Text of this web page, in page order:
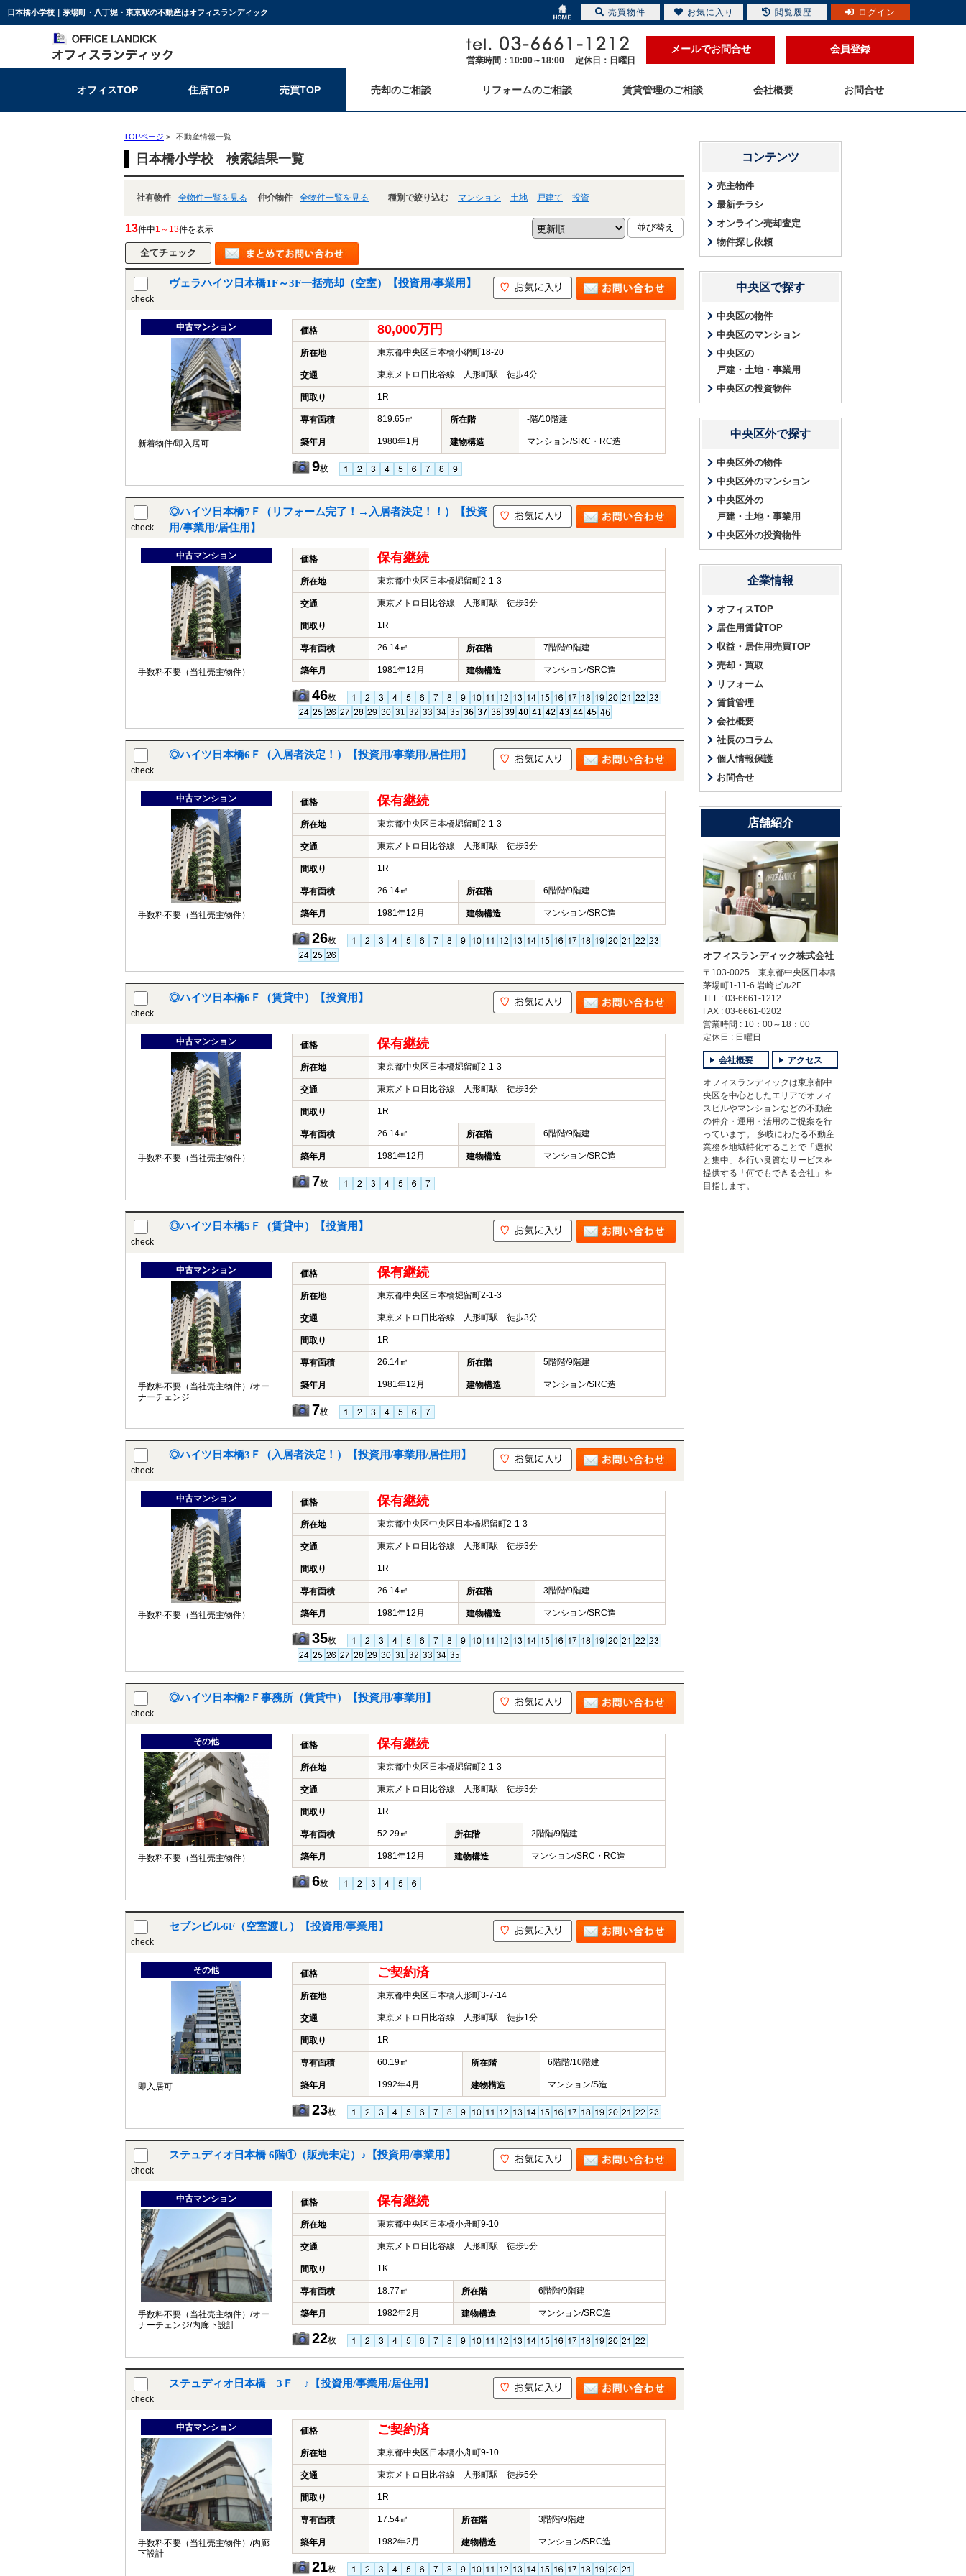
日本橋小学校｜茅場町・八丁堀・東京駅の不動産はオフィスランディック
営業時間：10:00～18:00 定休日：日曜日
メールでお問合せ 会員登録
オフィスTOP 住居TOP 売買TOP 売却のご相談 リフォームのご相談 賃貸管理のご相談 会社概要 お問合せ
TOPページ > 不動産情報一覧
日本橋小学校 検索結果一覧
社有物件 全物件一覧を見る 仲介物件 全物件一覧を見る 種別で絞り込む マンション 土地 戸建て 投資
13件中1～13件を表示
check
ヴェラハイツ日本橋1F～3F一括売却（空室）【投資用/事業用】
中古マンション
新着物件/即入居可
価格 80,000万円
所在地 東京都中央区日本橋小網町18-20
交通 東京メトロ日比谷線 人形町駅 徒歩4分
間取り 1R
専有面積 819.65㎡ 所在階 -階/10階建
築年月 1980年1月 建物構造 マンション/SRC・RC造
9枚
check
◎ハイツ日本橋7Ｆ（リフォーム完了！→入居者決定！！）【投資
用/事業用/居住用】
中古マンション
手数料不要（当社売主物件）
価格 保有継続
所在地 東京都中央区日本橋堀留町2-1-3
交通 東京メトロ日比谷線 人形町駅 徒歩3分
間取り 1R
専有面積 26.14㎡ 所在階 7階階/9階建
築年月 1981年12月 建物構造 マンション/SRC造
46枚
check
◎ハイツ日本橋6Ｆ（入居者決定！）【投資用/事業用/居住用】
中古マンション
手数料不要（当社売主物件）
価格 保有継続
所在地 東京都中央区日本橋堀留町2-1-3
交通 東京メトロ日比谷線 人形町駅 徒歩3分
間取り 1R
専有面積 26.14㎡ 所在階 6階階/9階建
築年月 1981年12月 建物構造 マンション/SRC造
26枚
check
◎ハイツ日本橋6Ｆ（賃貸中）【投資用】
中古マンション
手数料不要（当社売主物件）
価格 保有継続
所在地 東京都中央区日本橋堀留町2-1-3
交通 東京メトロ日比谷線 人形町駅 徒歩3分
間取り 1R
専有面積 26.14㎡ 所在階 6階階/9階建
築年月 1981年12月 建物構造 マンション/SRC造
7枚
check
◎ハイツ日本橋5Ｆ（賃貸中）【投資用】
中古マンション
手数料不要（当社売主物件）/オー
ナーチェンジ
価格 保有継続
所在地 東京都中央区日本橋堀留町2-1-3
交通 東京メトロ日比谷線 人形町駅 徒歩3分
間取り 1R
専有面積 26.14㎡ 所在階 5階階/9階建
築年月 1981年12月 建物構造 マンション/SRC造
7枚
check
◎ハイツ日本橋3Ｆ（入居者決定！）【投資用/事業用/居住用】
中古マンション
手数料不要（当社売主物件）
価格 保有継続
所在地 東京都中央区中央区日本橋堀留町2-1-3
交通 東京メトロ日比谷線 人形町駅 徒歩3分
間取り 1R
専有面積 26.14㎡ 所在階 3階階/9階建
築年月 1981年12月 建物構造 マンション/SRC造
35枚
check
◎ハイツ日本橋2Ｆ事務所（賃貸中）【投資用/事業用】
その他
手数料不要（当社売主物件）
価格 保有継続
所在地 東京都中央区日本橋堀留町2-1-3
交通 東京メトロ日比谷線 人形町駅 徒歩3分
間取り 1R
専有面積 52.29㎡ 所在階 2階階/9階建
築年月 1981年12月 建物構造 マンション/SRC・RC造
6枚
check
セブンビル6F（空室渡し）【投資用/事業用】
その他
即入居可
価格 ご契約済
所在地 東京都中央区日本橋人形町3-7-14
交通 東京メトロ日比谷線 人形町駅 徒歩1分
間取り 1R
専有面積 60.19㎡ 所在階 6階階/10階建
築年月 1992年4月 建物構造 マンション/S造
23枚
check
ステュディオ日本橋 6階①（販売未定）♪【投資用/事業用】
中古マンション
手数料不要（当社売主物件）/オー
ナーチェンジ/内廊下設計
価格 保有継続
所在地 東京都中央区日本橋小舟町9-10
交通 東京メトロ日比谷線 人形町駅 徒歩5分
間取り 1K
専有面積 18.77㎡ 所在階 6階階/9階建
築年月 1982年2月 建物構造 マンション/SRC造
22枚
check
ステュディオ日本橋 3Ｆ ♪【投資用/事業用/居住用】
中古マンション
手数料不要（当社売主物件）/内廊
下設計
価格 ご契約済
所在地 東京都中央区日本橋小舟町9-10
交通 東京メトロ日比谷線 人形町駅 徒歩5分
間取り 1R
専有面積 17.54㎡ 所在階 3階階/9階建
築年月 1982年2月 建物構造 マンション/SRC造
21枚
コンテンツ
売主物件
最新チラシ
オンライン売却査定
物件探し依頼
中央区で探す
中央区の物件
中央区のマンション
中央区の
戸建・土地・事業用
中央区の投資物件
中央区外で探す
中央区外の物件
中央区外のマンション
中央区外の
戸建・土地・事業用
中央区外の投資物件
企業情報
オフィスTOP
居住用賃貸TOP
収益・居住用売買TOP
売却・買取
リフォーム
賃貸管理
会社概要
社長のコラム
個人情報保護
お問合せ
店舗紹介
オフィスランディック株式会社
〒103-0025 東京都中央区日本橋
茅場町1-11-6 岩崎ビル2F
TEL : 03-6661-1212
FAX : 03-6661-0202
営業時間 : 10：00～18：00
定休日 : 日曜日
会社概要 アクセス
オフィスランディックは東京都中
央区を中心としたエリアでオフィ
スビルやマンションなどの不動産
の仲介・運用・活用のご提案を行
っています。 多岐にわたる不動産
業務を地域特化することで「選択
と集中」を行い良質なサービスを
提供する「何でもできる会社」を
目指します。
売買物件 お気に入り 閲覧履歴 ログイン